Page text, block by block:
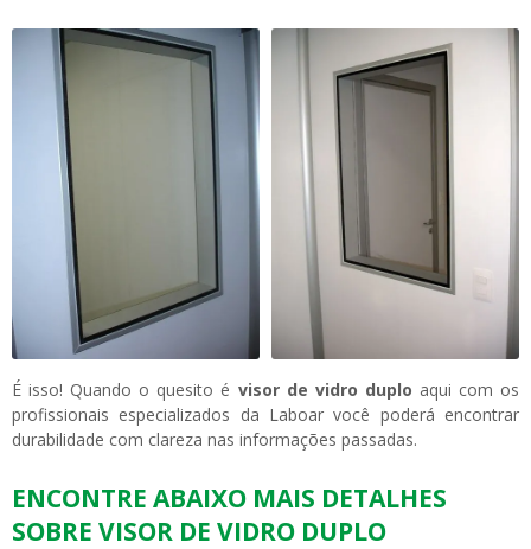
É isso! Quando o quesito é visor de vidro duplo aqui com os
profissionais especializados da Laboar você poderá encontrar
durabilidade com clareza nas informações passadas.
ENCONTRE ABAIXO MAIS DETALHES
SOBRE VISOR DE VIDRO DUPLO